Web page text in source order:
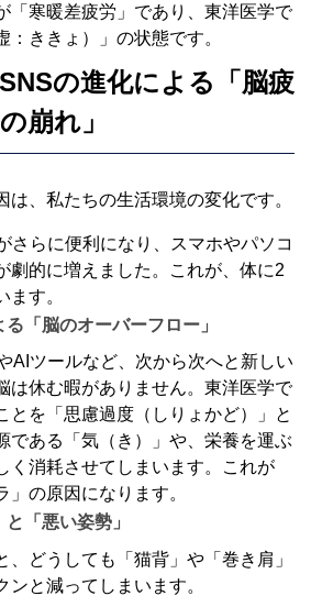
「寒暖差疲労」であり、東洋医学で
：ききょ）」の状態です。
の進化による「脳疲
崩れ」
は、私たちの生活環境の変化です。
さらに便利になり、スマホやパソコ
劇的に増えました。これが、体に2
す。
「脳のオーバーフロー」
AIツールなど、次から次へと新しい
は休む暇がありません。東洋医学で
とを「思慮過度（しりょかど）」と
である「気（き）」や、栄養を運ぶ
く消耗させてしまいます。これが
」の原因になります。
「悪い姿勢」
、どうしても「猫背」や「巻き肩」
ンと減ってしまいます。